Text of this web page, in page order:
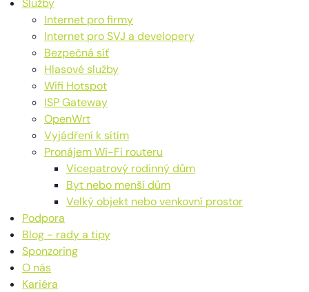
Internet pro firmy
Internet pro SVJ a developery
Bezpečná síť
Hlasové služby
Wifi Hotspot
ISP Gateway
OpenWrt
Vyjádření k sítím
Pronájem Wi-Fi routeru
Vícepatrový rodinný dům
Byt nebo menší dům
Velký objekt nebo venkovní prostor
Podpora
Blog - rady a tipy
Sponzoring
O nás
Kariéra